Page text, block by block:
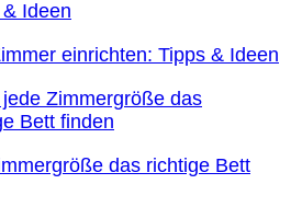
einrichten: Tipps & Ideen
das richtige Bett